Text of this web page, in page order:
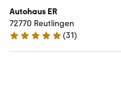
Autohaus ER
72770 Reutlingen
5 Sterne
(31)